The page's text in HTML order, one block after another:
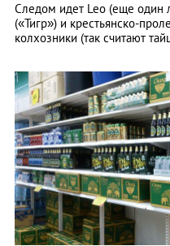
Следом идет Leo (еще один
(«Тигр») и крестьянско-
колхозники (так считают